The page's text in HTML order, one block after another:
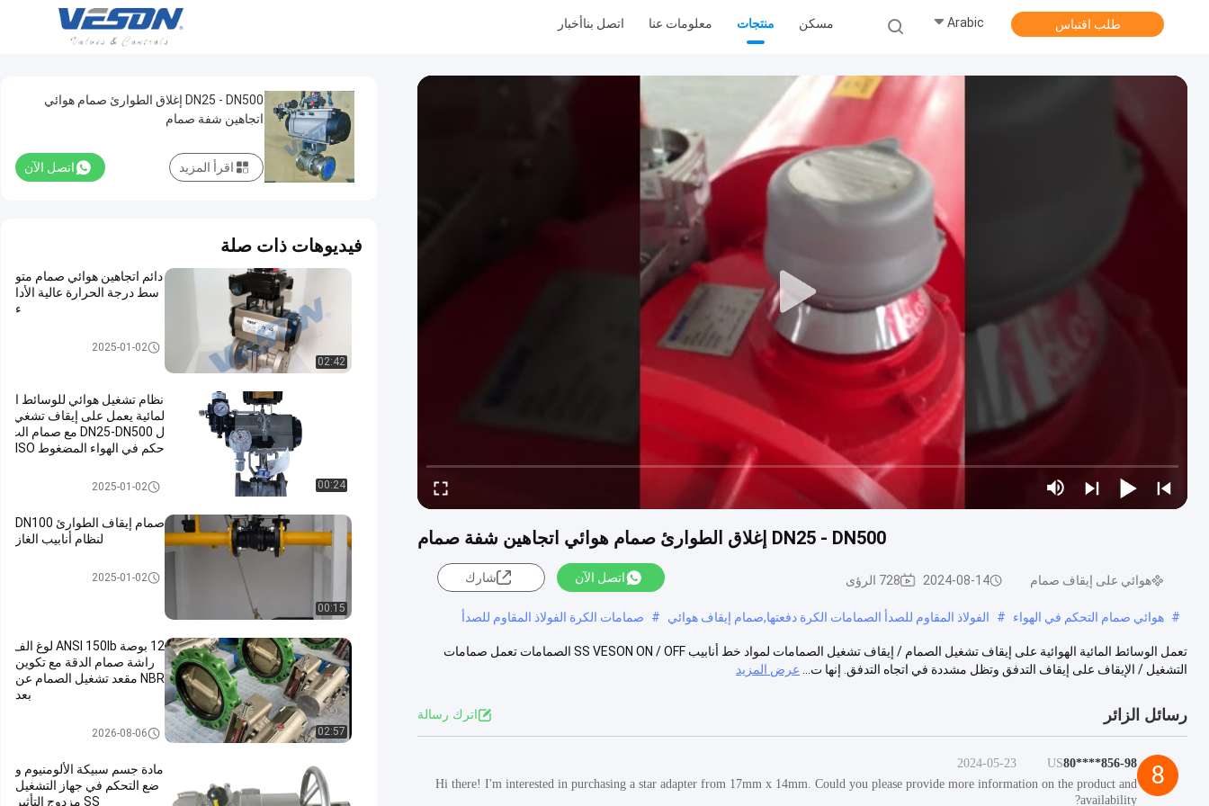
مسكن منتجات معلومات عنا اتصل بناأخبار Arabic طلب اقتباس
DN25 - DN500 إغلاق الطوارئ صمام هوائي اتجاهين شفة صمام
هوائي على إيقاف صمام 2024-08-14 728 الرؤى اتصل الآن شارك
# هوائي صمام التحكم في الهواء # الفولاذ المقاوم للصدأ الصمامات الكرة دفعتها,صمام إيقاف هوائي # صمامات الكرة الفولاذ المقاوم للصدأ
تعمل الوسائط المائية الهوائية على إيقاف تشغيل الصمام / إيقاف تشغيل الصمامات لمواد خط أنابيب SS VESON ON / OFF الصمامات تعمل صمامات
التشغيل / الإيقاف على إيقاف التدفق وتظل مشددة في اتجاه التدفق. إنها ت...
عرض المزيد
رسائل الزائر اترك رسالة
8
856-98****80
US
2024-05-23
Hi there! I'm interested in purchasing a star adapter from 17mm x 14mm. Could you please provide more information on the product and
availability?
DN25 - DN500 إغلاق الطوارئ صمام هوائي
اتجاهين شفة صمام
اتصل الآن اقرأ المزيد
فيديوهات ذات صلة
02:42
دائم اتجاهين هوائي صمام متو
سط ​​درجة الحرارة عالية الأدا
ء
هوائي على إيقاف صمام2025-01-02
00:24
نظام تشغيل هوائي للوسائط ا
لمائية يعمل على إيقاف تشغي
ل DN25-DN500 مع صمام الت
حكم في الهواء المضغوط ISO
هوائي على إيقاف صمام2025-01-02
00:15
صمام إيقاف الطوارئ DN100
لنظام أنابيب الغاز
هوائي على إيقاف صمام2025-01-02
02:57
12 بوصة ANSI 150lb لوغ الف
راشة صمام الدقة مع تكوين
NBR مقعد تشغيل الصمام عن
بعد
صمام فراشة تعمل بالهواء المضغو
2026-08-06
مادة جسم سبيكة الألومنيوم و
ضع التحكم في جهاز التشغيل
SS مزدوج التأثير